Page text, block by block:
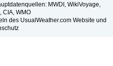
MWDI, WikiVoyage,
CIA, WMO
des UsualWeather.com Website und